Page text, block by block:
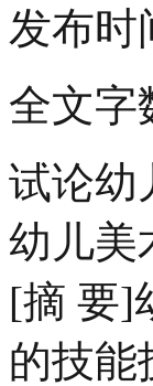
发布时
全文字
试论幼
幼儿美
[摘 要]
的技能